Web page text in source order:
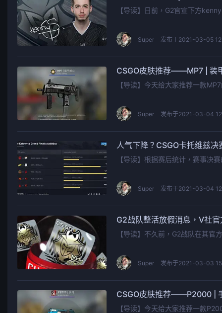
【导读】日前，G2官宣下方
Super 发布于2021-03-05
CSGO皮肤推荐——MP7 | 装
【导读】今天给大家推荐一款
Super 发布于2021-03-04
人气下降？CSGO卡托维兹决
【导读】根据赛后统计，赛事决
Super 发布于2021-03-04
G2战队整活放假消息，V社
【导读】不久前，G2战队在其
Super 发布于2021-03-03
CSGO皮肤推荐——P2000 |
【导读】今天给大家推荐一款